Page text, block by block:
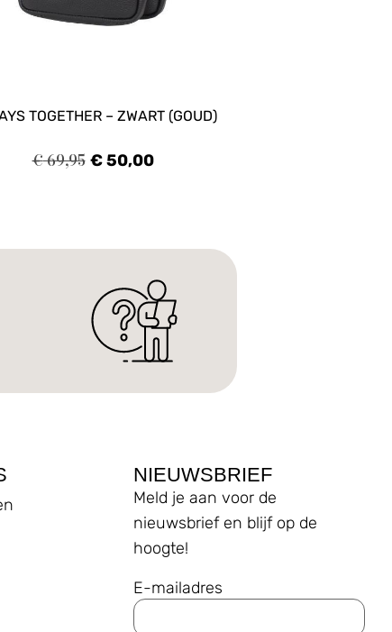
TOGETHER – ZWART (GOUD)
€69,95 €50,00
NIEUWSBRIEF
Meld je aan voor de
nieuwsbrief en blijf op de
hoogte!
E-mailadres